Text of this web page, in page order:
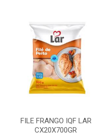
FILE FRANGO IQF LAR
CX20X700GR